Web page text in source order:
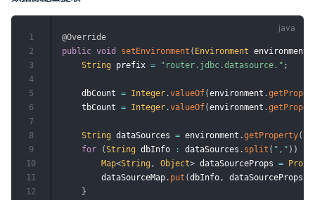
@Override
public void setEnvironment ( Environment environment
String prefix = "router.jdbc.datasource." ;
    dbCount
= Integer .valueOf(environment .
    tbCount
= Integer .valueOf(environment .
String dataSources = environment .getProperty(
for
(String dbInfo : dataSources . split ( "," ) )
Map<String , Object> dataSourceProps =
        dataSourceMap
. put (dbInfo, dataSourceProps
}
1
2
3
4
5
6
7
8
9
10
11
12